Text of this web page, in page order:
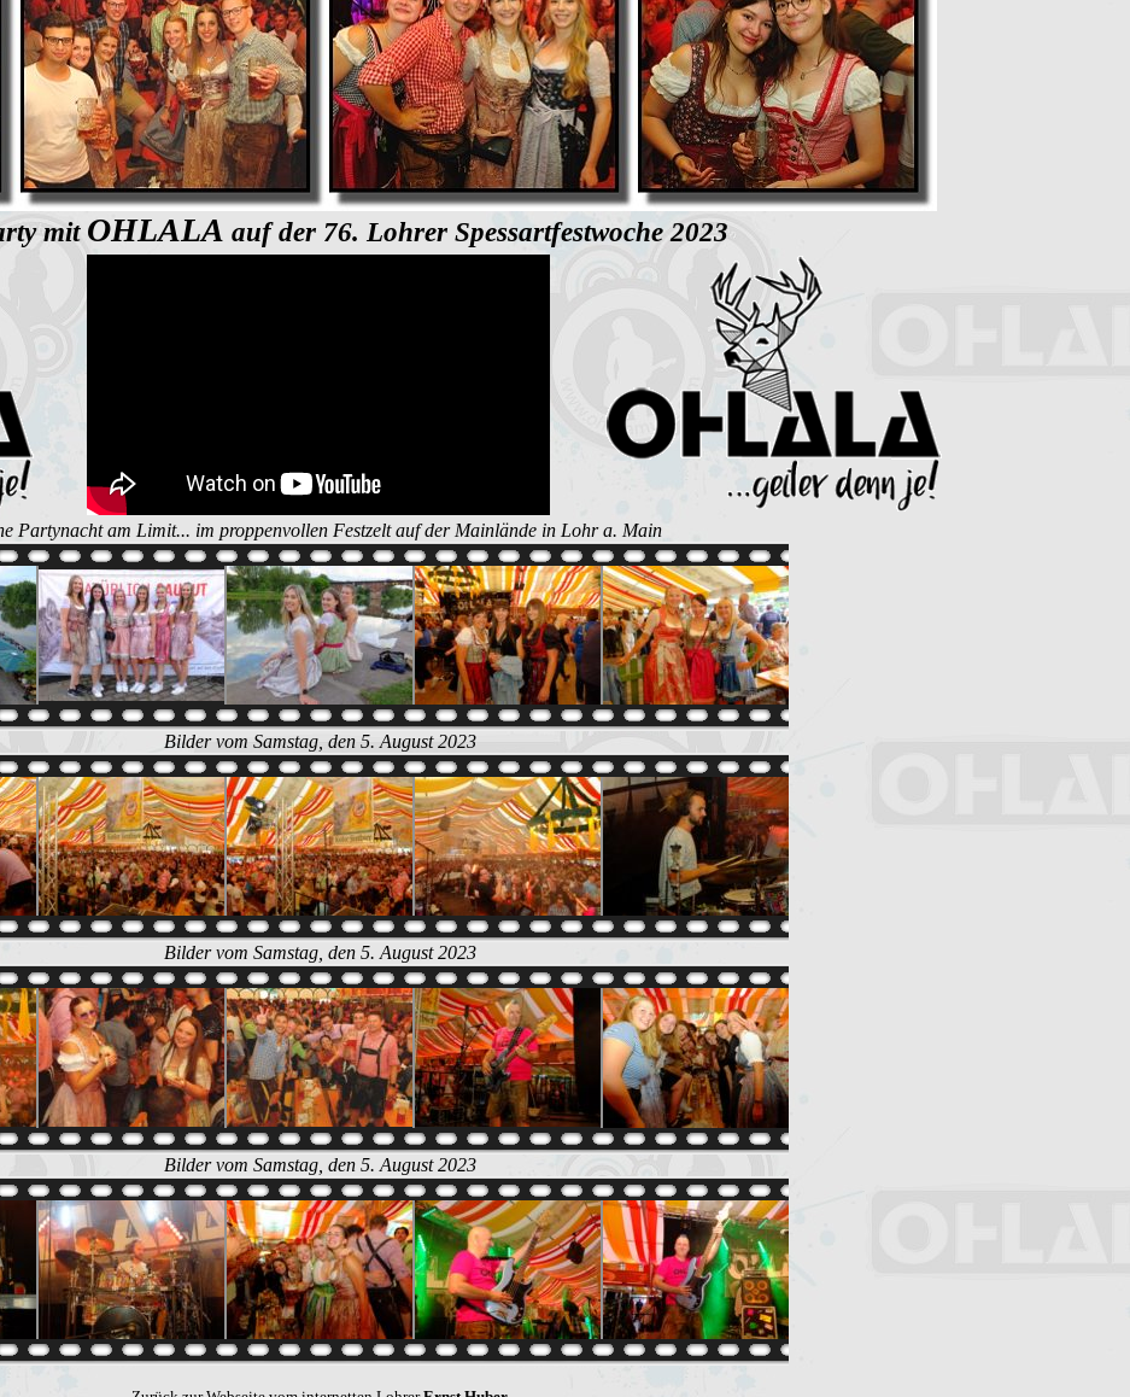
mit OHLALA auf der 76. Lohrer Spessartfestwoche 2023
Partynacht am Limit... im proppenvollen Festzelt auf der Mainlände in Lohr a. Main
Bilder vom Samstag, den 5. August 2023
Bilder vom Samstag, den 5. August 2023
Bilder vom Samstag, den 5. August 2023